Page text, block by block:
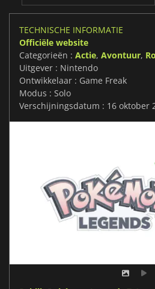
TECHNISCHE INFORMATIE
Officiële website
Categorieën : Actie, Avontuur,
Uitgever : Nintendo
Ontwikkelaar : Game Freak
Modus : Solo
Verschijningsdatum : 16 oktober